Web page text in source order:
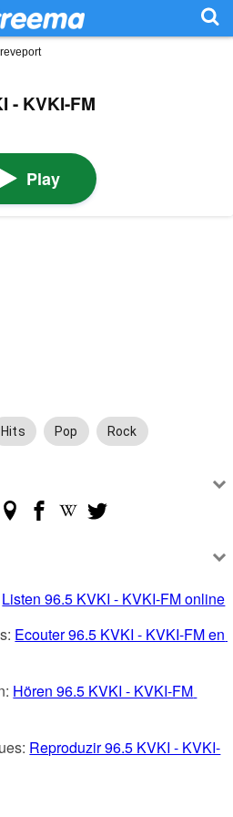
- KVKI-FM
Play
Hits Pop Rock
Listen 96.5 KVKI - KVKI-FM online
Ecouter 96.5 KVKI - KVKI-FM en
Hören 96.5 KVKI - KVKI-FM
Reproduzir 96.5 KVKI - KVKI-